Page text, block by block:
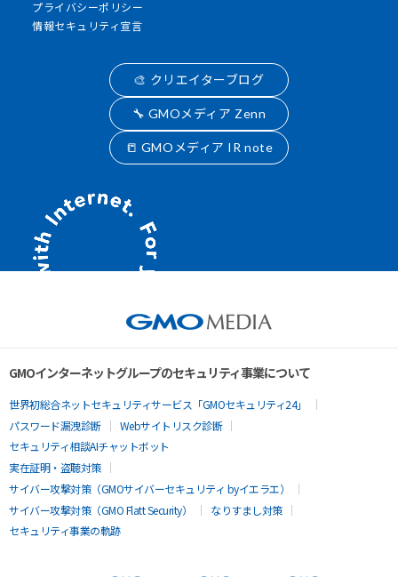
プライバシーポリシー
情報セキュリティ宣言
🎨 クリエイターブログ
🔧 GMOメディア Zenn
📒 GMOメディア IR note
GMOインターネットグループのセキュリティ事業について
世界初総合ネットセキュリティサービス「GMOセキュリティ24」
パスワード漏洩診断
Webサイトリスク診断
セキュリティ相談AIチャットボット
実在証明・盗聴対策
サイバー攻撃対策（GMOサイバーセキュリティ byイエラエ）
サイバー攻撃対策（GMO Flatt Security）
なりすまし対策
セキュリティ事業の軌跡